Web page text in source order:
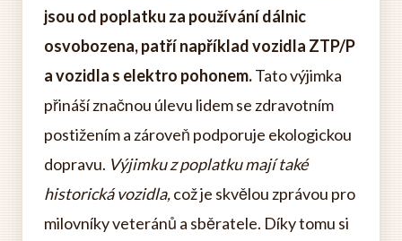
jsou od poplatku za používání dálnic
osvobozena, patří například vozidla ZTP/P
a vozidla s elektro pohonem.Tato výjimka
přináší značnou úlevu lidem se zdravotním
postižením a zároveň podporuje ekologickou
dopravu. Výjimku z poplatku mají také
historická vozidla,což je skvělou zprávou pro
milovníky veteránů a sběratele. Díky tomu si